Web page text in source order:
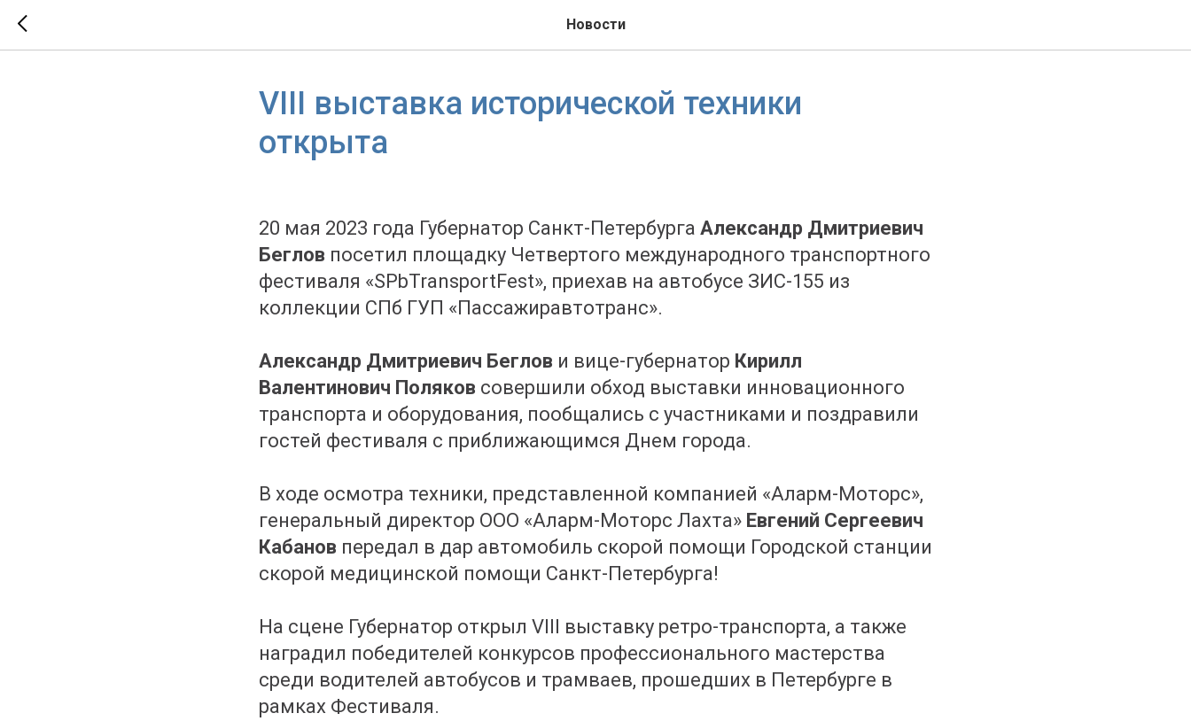
Новости
VIII выставка исторической техники
открыта
20 мая 2023 года Губернатор Санкт-Петербурга Александр Дмитриевич
Беглов посетил площадку Четвертого международного транспортного
фестиваля «SPbTransportFest», приехав на автобусе ЗИС-155 из
коллекции СПб ГУП «Пассажиравтотранс».
Александр Дмитриевич Беглов и вице-губернатор Кирилл
Валентинович Поляков совершили обход выставки инновационного
транспорта и оборудования, пообщались с участниками и поздравили
гостей фестиваля с приближающимся Днем города.
В ходе осмотра техники, представленной компанией «Аларм-Моторс»,
генеральный директор ООО «Аларм-Моторс Лахта» Евгений Сергеевич
Кабанов передал в дар автомобиль скорой помощи Городской станции
скорой медицинской помощи Санкт-Петербурга!
На сцене Губернатор открыл VIII выставку ретро-транспорта, а также
наградил победителей конкурсов профессионального мастерства
среди водителей автобусов и трамваев, прошедших в Петербурге в
рамках Фестиваля.